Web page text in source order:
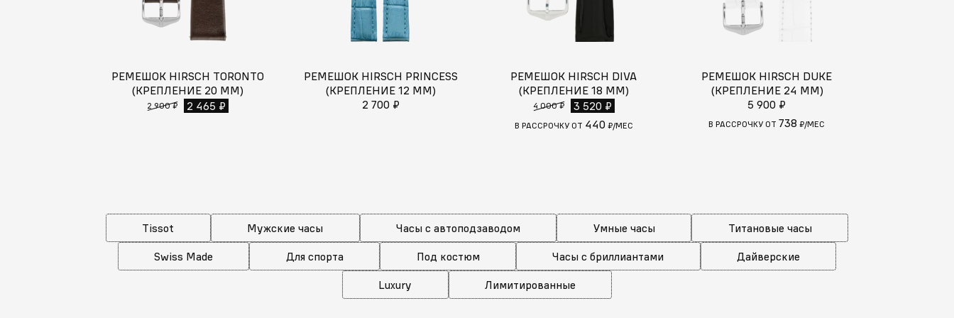
РЕМЕШОК HIRSCH TORONTO
(КРЕПЛЕНИЕ 20 ММ)
2 900 ₽ 2 465 ₽
РЕМЕШОК HIRSCH PRINCESS
(КРЕПЛЕНИЕ 12 ММ)
2 700 ₽
РЕМЕШОК HIRSCH DIVA
(КРЕПЛЕНИЕ 18 ММ)
4 000 ₽ 3 520 ₽
В РАССРОЧКУ ОТ 440 ₽/МЕС
РЕМЕШОК HIRSCH DUKE
(КРЕПЛЕНИЕ 24 ММ)
5 900 ₽
В РАССРОЧКУ ОТ 738 ₽/МЕС
Tissot Мужские часы Часы с автоподзаводом Умные часы
Титановые часы
Swiss Made
Для спорта Под костюм Часы с бриллиантами
Дайверские
Luxury
Лимитированные